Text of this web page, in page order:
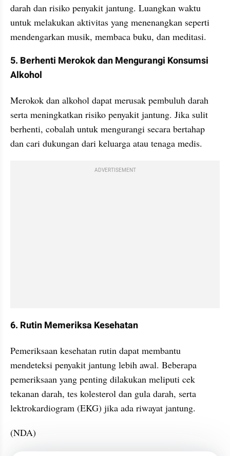
darah dan risiko penyakit jantung. Luangkan waktu
untuk melakukan aktivitas yang menenangkan seperti
mendengarkan musik, membaca buku, dan meditasi.
5. Berhenti Merokok dan Mengurangi Konsumsi
Alkohol
Merokok dan alkohol dapat merusak pembuluh darah
serta meningkatkan risiko penyakit jantung. Jika sulit
berhenti, cobalah untuk mengurangi secara bertahap
dan cari dukungan dari keluarga atau tenaga medis.
ADVERTISEMENT
6. Rutin Memeriksa Kesehatan
Pemeriksaan kesehatan rutin dapat membantu
mendeteksi penyakit jantung lebih awal. Beberapa
pemeriksaan yang penting dilakukan meliputi cek
tekanan darah, tes kolesterol dan gula darah, serta
lektrokardiogram (EKG) jika ada riwayat jantung.
(NDA)